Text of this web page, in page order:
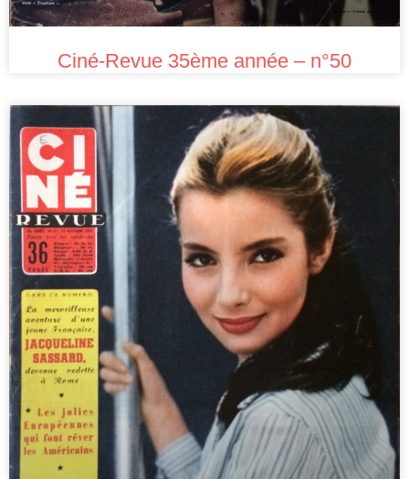
Ciné-Revue 35ème année – n°50